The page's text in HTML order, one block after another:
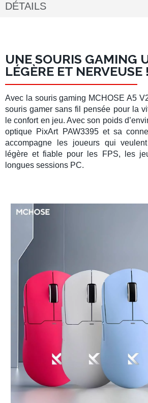
DÉTAILS
UNE SOURIS GAMING
LÉGÈRE ET NERVEUSE !
Avec la souris gaming MCHOSE A5
souris gamer sans fil
pensée pour la
le confort en jeu. Avec son poids
optique PixArt PAW3395 et sa
accompagne les joueurs qui
légère et fiable pour les FPS, les
longues sessions PC.